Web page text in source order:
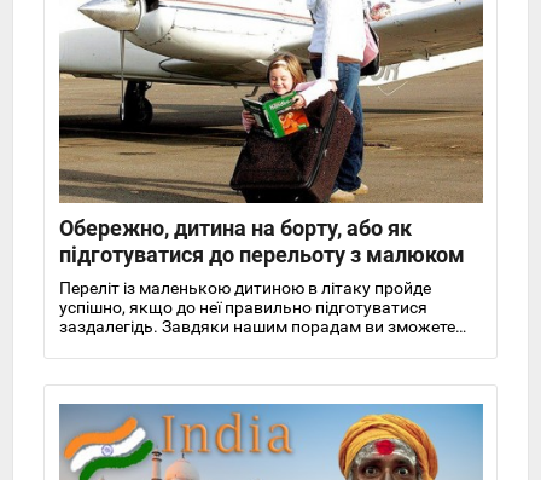
Обережно, дитина на борту, або як
підготуватися до перельоту з малюком
Переліт із маленькою дитиною в літаку пройде
успішно, якщо до неї правильно підготуватися
заздалегідь. Завдяки нашим порадам ви зможете